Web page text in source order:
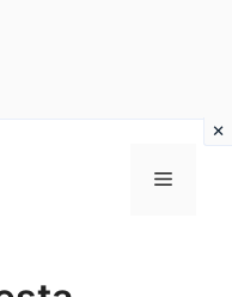
Menu